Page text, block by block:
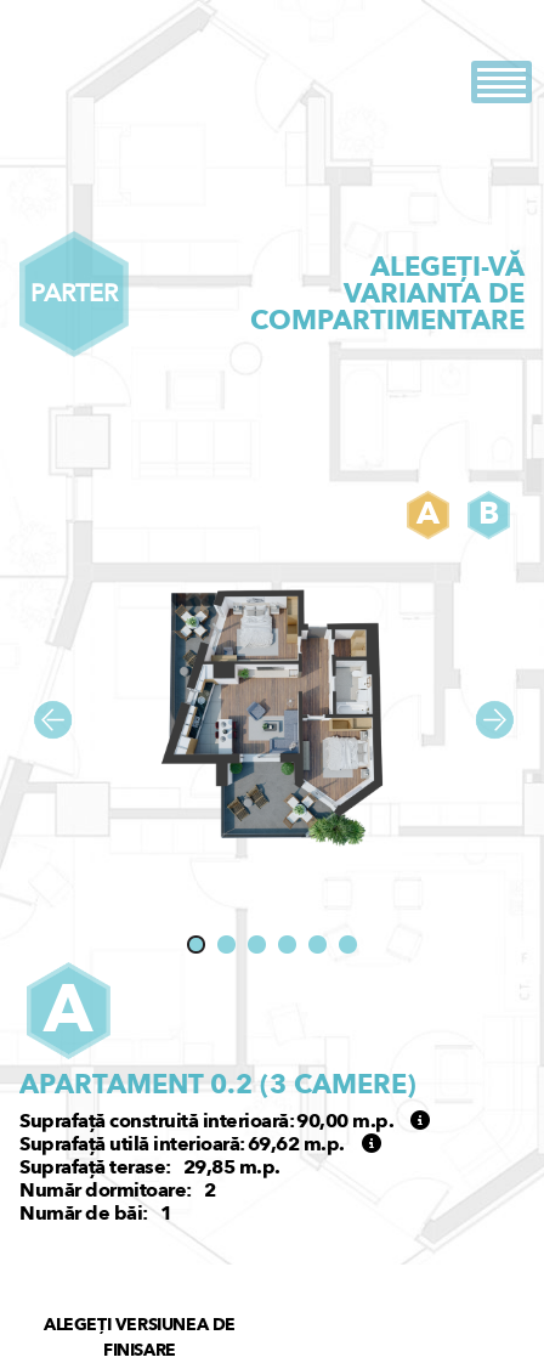
Dezvoltator imobiliar
ALEGEȚI-VĂ
VARIANTA DE
COMPARTIMENTARE
PARTER
A B
A
APARTAMENT 0.2 (3 CAMERE)
Suprafață construită interioară:90,00m.p.
Suprafață utilă interioară:69,62m.p.
Suprafață terase: 29,85m.p.
Număr dormitoare: 2
Număr de băi: 1
ALEGEȚI VERSIUNEA DE
FINISARE